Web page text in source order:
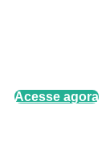
Acesse agora